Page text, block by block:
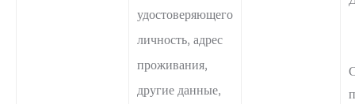
удостоверяющего
личность, адрес
проживания,
другие данные,